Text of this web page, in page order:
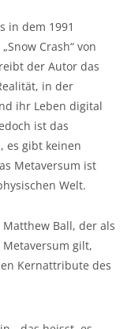
in dem 1991
Crash“ von
der Autor das
in der
ihr Leben digital
ist das
es gibt keinen
Metaversum ist
Welt.
Ball, der als
Metaversum gilt,
Kernattribute des